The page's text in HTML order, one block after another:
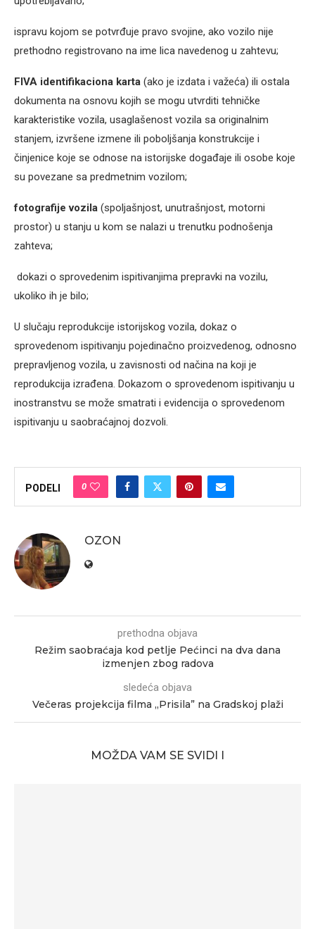
ispravu kojom se potvrđuje pravo svojine, ako vozilo nije
prethodno registrovano na ime lica navedenog u zahtevu;
FIVA identifikaciona karta (ako je izdata i važeća) ili ostala
dokumenta na osnovu kojih se mogu utvrditi tehničke
karakteristike vozila, usaglašenost vozila sa originalnim
stanjem, izvršene izmene ili poboljšanja konstrukcije i
činjenice koje se odnose na istorijske događaje ili osobe koje
su povezane sa predmetnim vozilom;
fotografije vozila (spoljašnjost, unutrašnjost, motorni
prostor) u stanju u kom se nalazi u trenutku podnošenja
zahteva;
dokazi o sprovedenim ispitivanjima prepravki na vozilu,
ukoliko ih je bilo;
U slučaju reprodukcije istorijskog vozila, dokaz o
sprovedenom ispitivanju pojedinačno proizvedenog, odnosno
prepravljenog vozila, u zavisnosti od načina na koji je
reprodukcija izrađena. Dokazom o sprovedenom ispitivanju u
inostranstvu se može smatrati i evidencija o sprovedenom
ispitivanju u saobraćajnoj dozvoli.
PODELI 0
OZON
prethodna objava
Režim saobraćaja kod petlje Pećinci na dva dana
izmenjen zbog radova
sledeća objava
Večeras projekcija filma „Prisila” na Gradskoj plaži
MOŽDA VAM SE SVIDI I